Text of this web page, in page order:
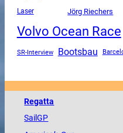
Laser Jörg Riechers
Volvo Ocean Race
SR-Interview Bootsbau
Regatta
SailGP